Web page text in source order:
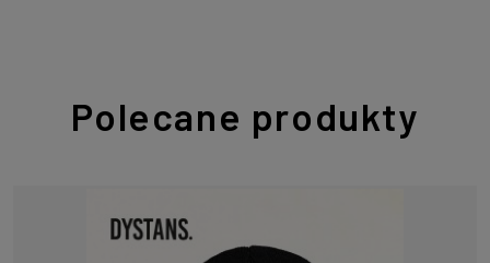
Polecane produkty